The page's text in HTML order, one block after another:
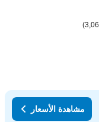
مشاهدة الأسعار